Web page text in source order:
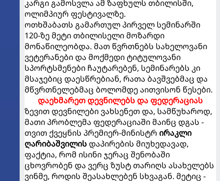
კარგი გამოსვლა ამ ზაფხულს თბილისში,
ოლიმპიურ ფესტივალზე.
ოთხშაბათს გამართულ პირველ სემინარში
120-ზე მეტი თბილისელი მოზარდი
მონაწილეობდა. მათ წვრთნებს სახელოვანი
ვეტერანები და მოქმედი ტიტულოვანი
სპორტსმენები ჩაუტარებენ, სემინარებს კი
მსაჯებიც დაესწრებიან, რათა ბავშვებმაც და
მწვრთნელებმაც ბოლომდე აითვისონ წესები.
დაეხმარეთ დევნილებს და ფედერაციას
ზევით დევნილები ვახსენეთ და, სამწუხაროდ,
მათი პრობლემა ფედერაციაში მაინც დგას -
თვით ქვეყნის პრემიერ-მინისტრ ირაკლი
ღარიბაშვილისდაპირების მიუხედავად,
ფაქტია, რომ ისინი ჯერაც შენობაში
ცხოვრობენ და ვერც ზუსტ თარიღს ასახელებს
ვინმე, როდის შეასახლებენ სხვაგან. მეტიც -